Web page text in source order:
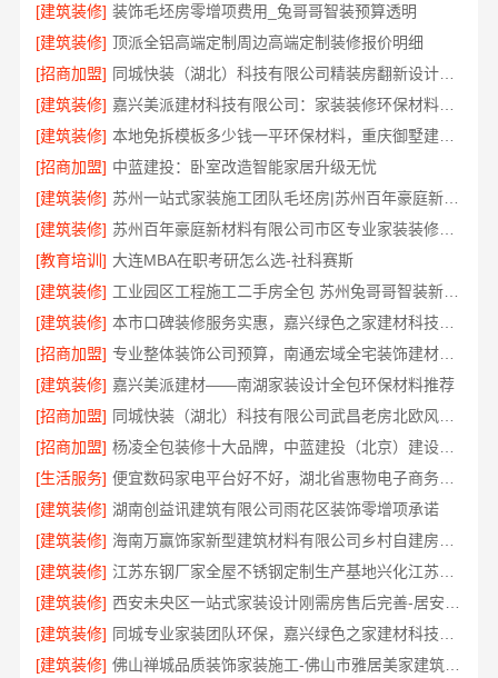
[建筑装修] 装饰毛坯房零增项费用_兔哥哥智装预算透明
[建筑装修] 顶派全铝高端定制周边高端定制装修报价明细
[招商加盟]
同城快装（湖北）科技有限公司精装房翻新设计零增项
[建筑装修]
嘉兴美派建材科技有限公司：家装装修环保材料靠谱商家
[建筑装修]
本地免拆模板多少钱一平环保材料，重庆御墅建筑材料有限公司
[招商加盟] 中蓝建投：卧室改造智能家居升级无忧
[建筑装修]
苏州一站式家装施工团队毛坯房|苏州百年豪庭新材料有限公司
[建筑装修]
苏州百年豪庭新材料有限公司市区专业家装装修多少钱
[教育培训] 大连MBA在职考研怎么选-社科赛斯
[建筑装修]
工业园区工程施工二手房全包 苏州兔哥哥智装新材料
[建筑装修]
[招商加盟]
专业整体装饰公司预算，南通宏域全宅装饰建材精确报价
[建筑装修] 嘉兴美派建材——南湖家装设计全包环保材料推荐
[招商加盟]
[招商加盟]
杨凌全包装修十大品牌，中蓝建投（北京）建设有限公司武功分公司口碑之选
[生活服务]
便宜数码家电平台好不好，湖北省惠物电子商务有限公司评测
[建筑装修] 湖南创益讯建筑有限公司雨花区装饰零增项承诺
[建筑装修]
[建筑装修]
江苏东钢厂家全屋不锈钢定制生产基地兴化江苏东钢金属科技有限公司
[建筑装修]
[建筑装修]
[建筑装修]
佛山禅城品质装饰家装施工-佛山市雅居美家建筑装饰工程有限公司